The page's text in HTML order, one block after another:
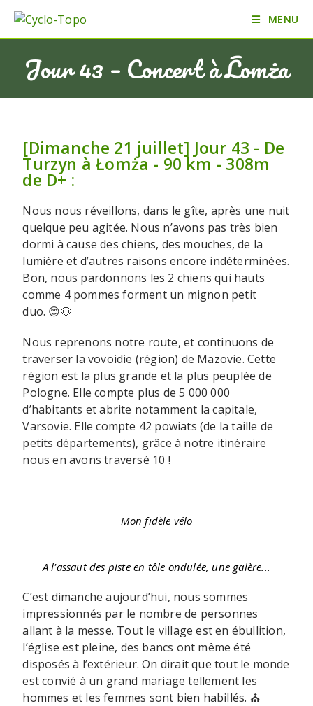
MENU
Jour 43 – Concert à Łomża
[Dimanche 21 juillet] Jour 43 - De
Turzyn à Łomża - 90 km - 308m
de D+ :
Nous nous réveillons, dans le gîte, après une nuit
quelque peu agitée. Nous n’avons pas très bien
dormi à cause des chiens, des mouches, de la
lumière et d’autres raisons encore indéterminées.
Bon, nous pardonnons les 2 chiens qui hauts
comme 4 pommes forment un mignon petit
duo. 😊🐶
Nous reprenons notre route, et continuons de
traverser la vovoidie (région) de Mazovie. Cette
région est la plus grande et la plus peuplée de
Pologne. Elle compte plus de 5 000 000
d’habitants et abrite notamment la capitale,
Varsovie. Elle compte 42 powiats (de la taille de
petits départements), grâce à notre itinéraire
nous en avons traversé 10 !
Mon fidèle vélo
A l'assaut des piste en tôle ondulée, une galère...
C’est dimanche aujourd’hui, nous sommes
impressionnés par le nombre de personnes
allant à la messe. Tout le village est en ébullition,
l’église est pleine, des bancs ont même été
disposés à l’extérieur. On dirait que tout le monde
est convié à un grand mariage tellement les
hommes et les femmes sont bien habillés. ⛪